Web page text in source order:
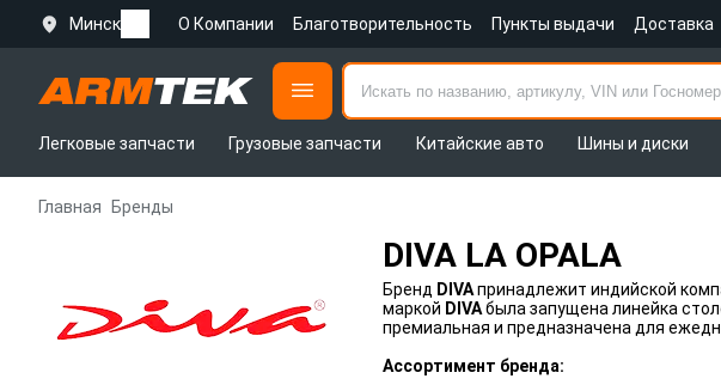
Минск О Компании Благотворительность Пункты выдачи Доставка
Легковые запчасти
Грузовые запчасти Китайские авто Шины и диски
Главная Бренды
DIVA LA OPALA
Бренд DIVAпринадлежит индийской
маркой DIVAбыла запущена линейка
премиальная и предназначена для
Ассортимент бренда: